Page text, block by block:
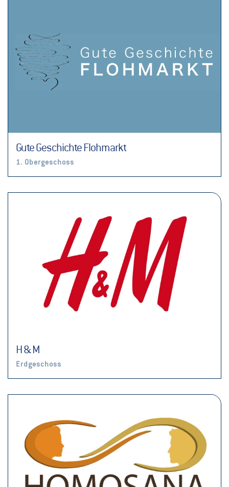
Gute Geschichte Flohmarkt
1. Obergeschoss
H & M
Erdgeschoss